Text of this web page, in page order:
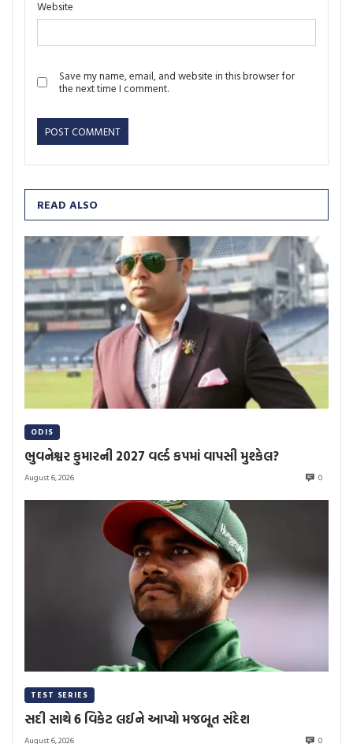
Website
Save my name, email, and website in this browser for
the next time I comment.
READ ALSO
ODIS
ભુવનેશ્વર કુમારની 2027 વર્લ્ડ કપમાં વાપસી મુશ્કેલ?
August 6, 2026 0
TEST SERIES
સદી સાથે 6 વિકેટ લઈને આપ્યો મજબૂત સંદેશ
August 6, 2026 0